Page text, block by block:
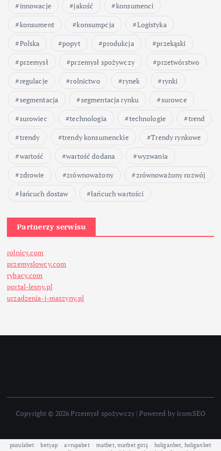
innowacje
jakość
konsumenci
konsument
konsumpcja
Logistyka
Polska
popyt produkcja
przekąski
przemysł
przemysł spożywczy
przetwórstwo
regulacje
rolnictwo rynek
rynki
segmentacja
segmentacja rynku
surowce
surowiec
technologia technologie
trend
trendy
trendy konsumenckie
Trendy rynkowe
wartość
wartość dodana
wyzwania
zdrowie
zrównoważony
zrównoważony rozwój
łańcuch dostaw
łańcuch wartości
Partnerzy serwisu
rolnicy.com
przemyslowcy.com
rybacy.com
portal-lesny.pl
urzadzenia-i-maszyny.pl
Copyright © 2026 Przemysł spożywczy | Powered by icomSEO
pusulabet · betyap · avrupabet · matbet, matbet giriş · holiganbet, holiganbet